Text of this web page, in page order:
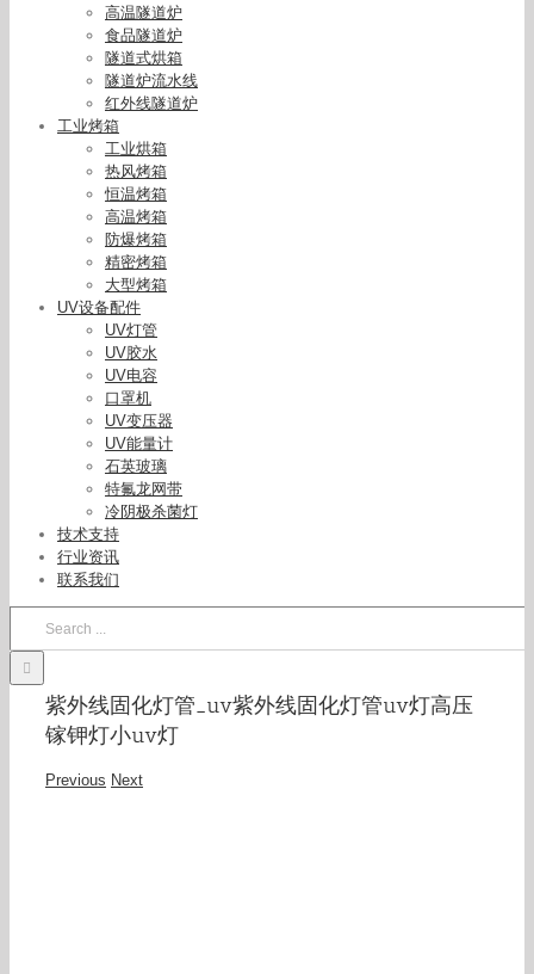
高温隧道炉
食品隧道炉
隧道式烘箱
隧道炉流水线
红外线隧道炉
工业烤箱
工业烘箱
热风烤箱
恒温烤箱
高温烤箱
防爆烤箱
精密烤箱
大型烤箱
UV设备配件
UV灯管
UV胶水
UV电容
口罩机
UV变压器
UV能量计
石英玻璃
特氟龙网带
冷阴极杀菌灯
技术支持
行业资讯
联系我们
紫外线固化灯管_uv紫外线固化灯管uv灯高压
镓钾灯小uv灯
Previous Next